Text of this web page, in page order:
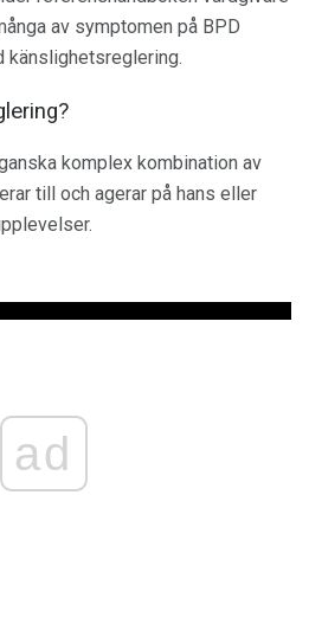
av symptomen på BPD
känslighetsreglering.
komplex kombination av
till och agerar på hans eller
ad